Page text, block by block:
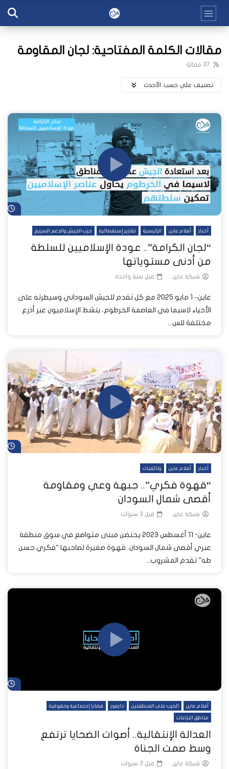
مقالات الكلمة المفتاحية: لجان المقاومة
37 مقالة
تصنيف علي حسب: اﻷحدث
أخبار أفلام عاين الرئيسية تقارير إستقصائية حرب الجيش والدعم السريع
“لجان الكرامة”.. عودة الإسلاميين للسلطة
من أدنى مستوياتها
شبكة عاين قبل سنة واحدة
عاين– 1 مايو 2025 مع كل تقدم للجيش السوداني وسيطرته على
الأحياء لاسيما في العاصمة الخرطوم، ينشط الإسلاميون عبر أذرع
مختلفة للس...
أخبار أفلام عاين وثائقيات
“قهوة فكري”.. جبهة وعي ومقاومة
أقصى شمال السودان
شبكة عاين قبل 3 سنوات
عاين- 11 أغسطس 2023 يحتضن مبنى متواضع في سوق منطقة
عبري أقصى شمال السودان، قهوة صغيرة لصاحبها “فكري حسن
طه” تقدم المشروب...
أفلام عاين الحرب على المنطقتين دارفور قضايا إجتماعية وحقوقية
مناطق النزاعات
العدالة الإنتقالية.. أصوات الضحايا ترتفع
وسط صمت الجناة
شبكة عاين قبل 3 سنوات